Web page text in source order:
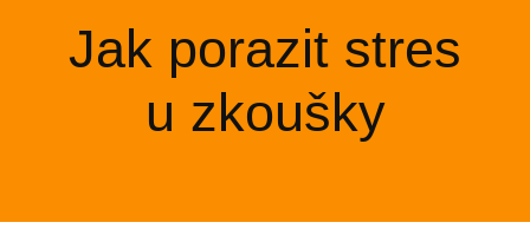
Jak porazit stres
u zkoušky